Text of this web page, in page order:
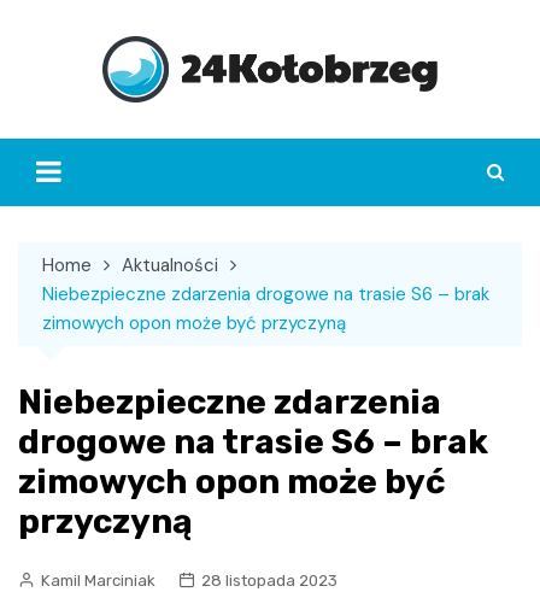
Home
Aktualności
Niebezpieczne zdarzenia drogowe na trasie S6 – brak
zimowych opon może być przyczyną
Niebezpieczne zdarzenia
drogowe na trasie S6 – brak
zimowych opon może być
przyczyną
Kamil Marciniak
28 listopada 2023